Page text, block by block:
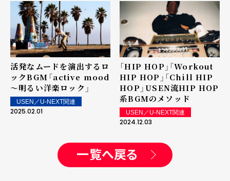
活発なムードを演出するロ
ックBGM――「active mood
～明るい洋楽ロック」
USEN／U-NEXT関連
2025.02.01
「HIP HOP」「Workout
HIP HOP」「Chill HIP
HOP」――USEN流HIP HOP
系BGMのメソッド
USEN／U-NEXT関連
2024.12.03
一覧へ戻る